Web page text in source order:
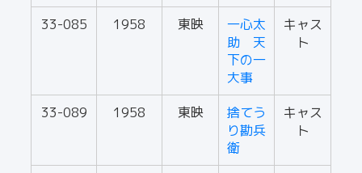
33-085 1958 東映
一心太
助 天
下の一
大事
キャス
ト
33-089 1958 東映
捨てう
り勘兵
衛
キャス
ト